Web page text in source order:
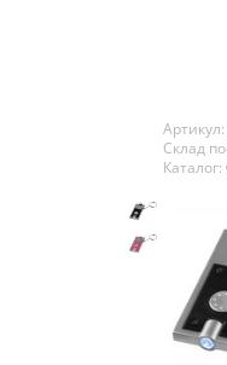
Артикул:
Склад
Каталог: